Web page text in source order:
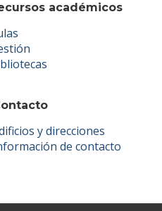
académicos
y direcciones
de contacto